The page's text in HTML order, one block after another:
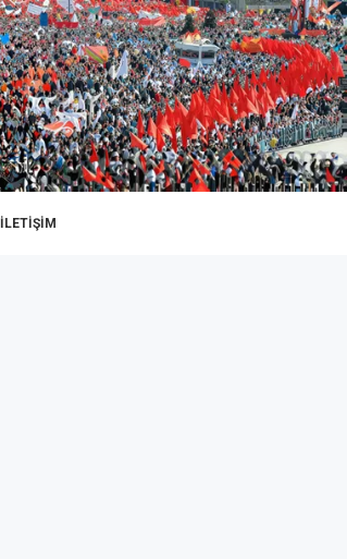
İLETIŞIM